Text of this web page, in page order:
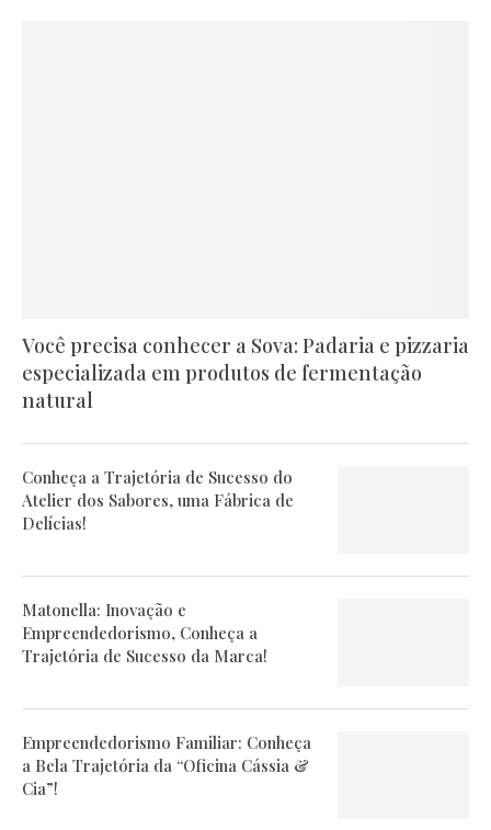
Você precisa conhecer a Sova: Padaria e pizzaria
especializada em produtos de fermentação
natural
Conheça a Trajetória de Sucesso do
Atelier dos Sabores, uma Fábrica de
Delícias!
Matonella: Inovação e
Empreendedorismo, Conheça a
Trajetória de Sucesso da Marca!
Empreendedorismo Familiar: Conheça
a Bela Trajetória da “Oficina Cássia &
Cia”!